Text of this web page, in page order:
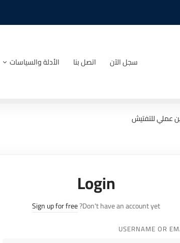
سجل الآن اتصل بنا الأدلة والسياسات
عملي للتفتيش
Login
Don't have an account yet?
Sign up for free
USERNAME OR